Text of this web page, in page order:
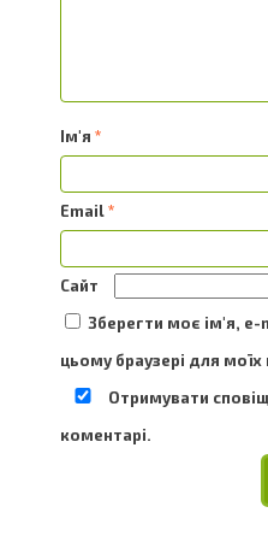
Ім'я *
Email*
Сайт
Зберегти моє ім'я, e-
цьому браузері для
Отримувати
коментарі.